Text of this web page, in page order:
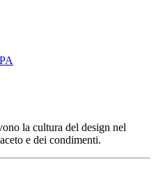
la cultura del design nel
e dei condimenti.